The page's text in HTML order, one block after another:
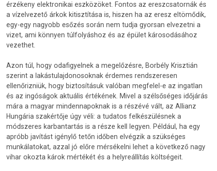
érzékeny elektronikai eszközöket. Fontos az ereszcsatornák és
a vízelvezető árkok kitisztítása is, hiszen ha az eresz eltömődik,
egy-egy nagyobb esőzés során nem tudja gyorsan elvezetni a
vizet, ami könnyen túlfolyáshoz és az épület károsodásához
vezethet.
Azon túl, hogy odafigyelnek a megelőzésre, Borbély Krisztián
szerint a lakástulajdonosoknak érdemes rendszeresen
ellenőrizniük, hogy biztosításuk valóban megfelel-e az ingatlan
és az ingóságok aktuális értékének. Mivel a szélsőséges időjárás
mára a magyar mindennapoknak is a részévé vált, az Allianz
Hungária szakértője úgy véli: a tudatos felkészülésnek a
módszeres karbantartás is a része kell legyen. Például, ha egy
apróbb javítást igénylő tetőn időben elvégzik a szükséges
munkálatokat, azzal jó előre mérsékelni lehet a következő nagy
vihar okozta károk mértékét és a helyreállítás költségeit.